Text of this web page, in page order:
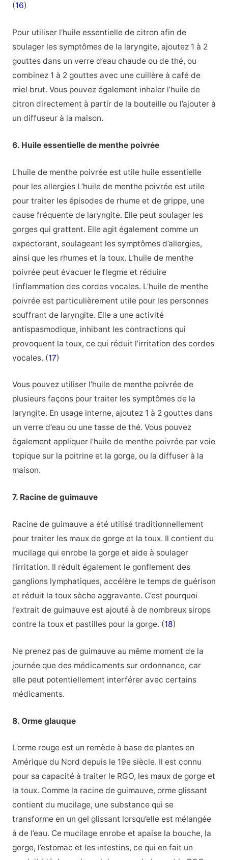
(16)
Pour utiliser l’huile essentielle de citron afin de
soulager les symptômes de la laryngite, ajoutez 1 à 2
gouttes dans un verre d’eau chaude ou de thé, ou
combinez 1 à 2 gouttes avec une cuillère à café de
miel brut. Vous pouvez également inhaler l’huile de
citron directement à partir de la bouteille ou l’ajouter à
un diffuseur à la maison.
6. Huile essentielle de menthe poivrée
L’huile de menthe poivrée est utile huile essentielle
pour les allergies L’huile de menthe poivrée est utile
pour traiter les épisodes de rhume et de grippe, une
cause fréquente de laryngite. Elle peut soulager les
gorges qui grattent. Elle agit également comme un
expectorant, soulageant les symptômes d’allergies,
ainsi que les rhumes et la toux. L’huile de menthe
poivrée peut évacuer le flegme et réduire
l’inflammation des cordes vocales. L’huile de menthe
poivrée est particulièrement utile pour les personnes
souffrant de laryngite. Elle a une activité
antispasmodique, inhibant les contractions qui
provoquent la toux, ce qui réduit l’irritation des cordes
vocales. (17)
Vous pouvez utiliser l’huile de menthe poivrée de
plusieurs façons pour traiter les symptômes de la
laryngite. En usage interne, ajoutez 1 à 2 gouttes dans
un verre d’eau ou une tasse de thé. Vous pouvez
également appliquer l’huile de menthe poivrée par voie
topique sur la poitrine et la gorge, ou la diffuser à la
maison.
7. Racine de guimauve
Racine de guimauve a été utilisé traditionnellement
pour traiter les maux de gorge et la toux. Il contient du
mucilage qui enrobe la gorge et aide à soulager
l’irritation. Il réduit également le gonflement des
ganglions lymphatiques, accélère le temps de guérison
et réduit la toux sèche aggravante. C’est pourquoi
l’extrait de guimauve est ajouté à de nombreux sirops
contre la toux et pastilles pour la gorge. (18)
Ne prenez pas de guimauve au même moment de la
journée que des médicaments sur ordonnance, car
elle peut potentiellement interférer avec certains
médicaments.
8. Orme glauque
L’orme rouge est un remède à base de plantes en
Amérique du Nord depuis le 19e siècle. Il est connu
pour sa capacité à traiter le RGO, les maux de gorge et
la toux. Comme la racine de guimauve, orme glissant
contient du mucilage, une substance qui se
transforme en un gel glissant lorsqu’elle est mélangée
à de l’eau. Ce mucilage enrobe et apaise la bouche, la
gorge, l’estomac et les intestins, ce qui en fait un